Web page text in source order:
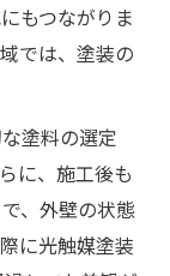
もつながりま
では、塗装の
塗料の選定
に、施工後も
、外壁の状態
に光触媒塗装